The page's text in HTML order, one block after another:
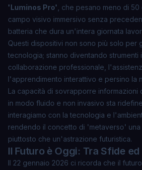
'Luminos Pro'
, che pesano meno di
campo visivo immersivo senza
batteria che dura un'intera giornata
Questi dispositivi non sono più solo per
tecnologia; stanno diventando strumenti
collaborazione professionale,
l'apprendimento interattivo e persino la
La capacità di sovrapporre informazioni
in modo fluido e non invasivo sta
interagiamo con la tecnologia e
rendendo il concetto di 'metaverso' una
piuttosto che un'astrazione futuristica.
Il Futuro è Oggi: Tra Sfide
Il 22 gennaio 2026 ci ricorda che il